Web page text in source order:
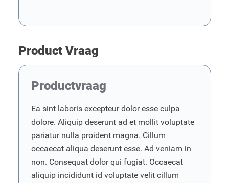
Product Vraag
Productvraag
Ea sint laboris excepteur dolor esse culpa
dolore. Aliquip deserunt ad et mollit voluptate
pariatur nulla proident magna. Cillum
occaecat aliqua deserunt esse. Ad veniam in
non. Consequat dolor qui fugiat. Occaecat
aliquip incididunt id voluptate velit cillum